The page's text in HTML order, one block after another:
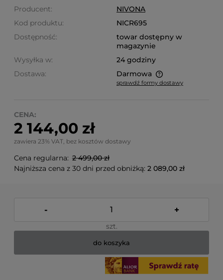
Producent:
NIVONA
Kod produktu:
NICR695
Dostępność:
towar dostępny w
magazynie
Wysyłka w:
24 godziny
Dostawa:
Darmowa
Cena nie zawiera ewentualnych kosztów płatności
sprawdź formy dostawy
CENA:
2 144,00 zł
zawiera 23% VAT, bez kosztów dostawy
Cena regularna: 2 499,00 zł
Najniższa cena z 30 dni przed obniżką: 2 089,00 zł
- +
szt.
do koszyka